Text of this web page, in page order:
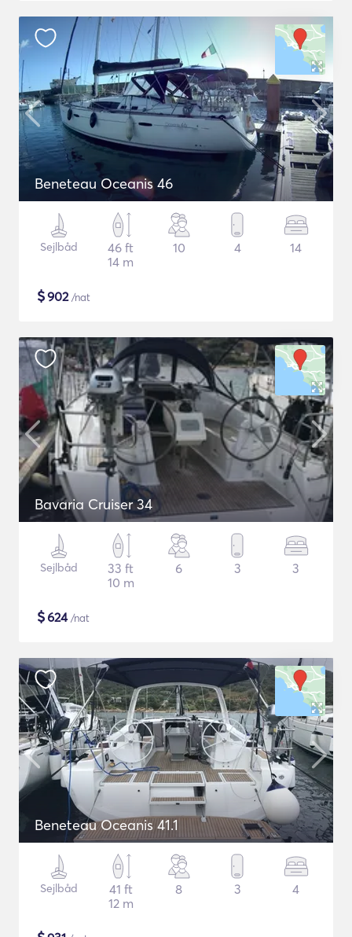
Beneteau Oceanis 46
Sejlbåd
46 ft
14 m
10 4 14
$902/nat
Bavaria Cruiser 34
Sejlbåd
33 ft
10 m
6 3 3
$624/nat
Beneteau Oceanis 41.1
Sejlbåd
41 ft
12 m
8 3 4